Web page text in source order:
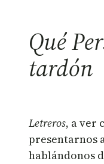
Qué
tardón
Letreros, a ver
presentarnos
hablándonos